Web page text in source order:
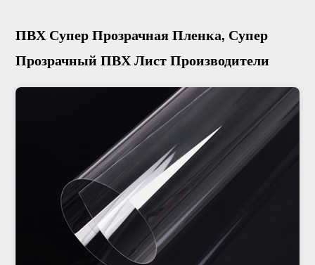
ПВХ Супер Прозрачная Пленка, Супер
Прозрачный ПВХ Лист Производители